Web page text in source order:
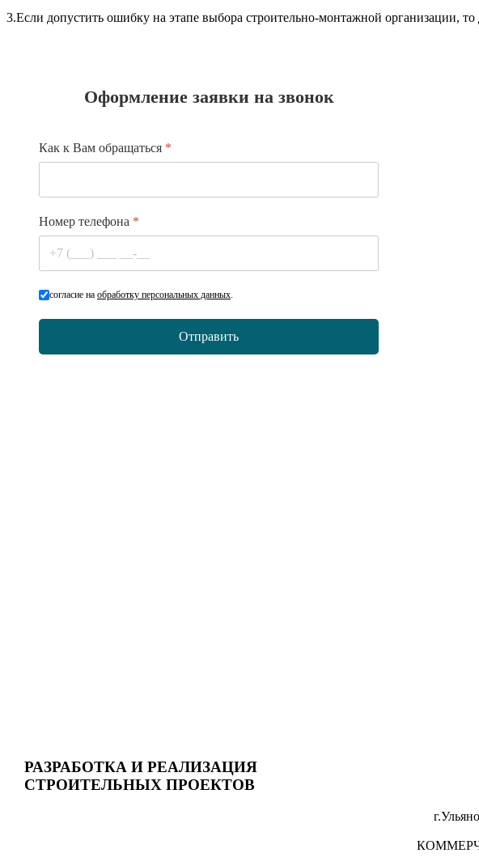
3.Если допустить ошибку на этапе выбора строительно-монтажной организации, то
Оформление заявки на звонок
Как к Вам обращаться *
Номер телефона *
согласие на обработку персональных данных.
Отправить
РАЗРАБОТКА И РЕАЛИЗАЦИЯ
СТРОИТЕЛЬНЫХ ПРОЕКТОВ